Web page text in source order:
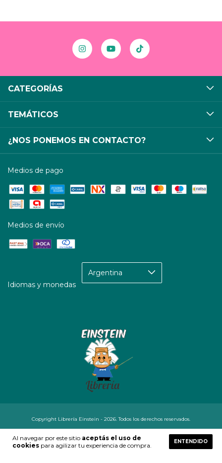
Al navegar por este sitio aceptás el uso de
cookies para agilizar tu experiencia de compra.
ENTENDIDO
CATEGORÍAS
TEMÁTICOS
¿NOS PONEMOS EN CONTACTO?
Medios de pago
Medios de envío
Idiomas y monedas
Copyright Librería Einstein - 2026. Todos los derechos reservados.
ingresá acá.
Botón de arrepentimiento